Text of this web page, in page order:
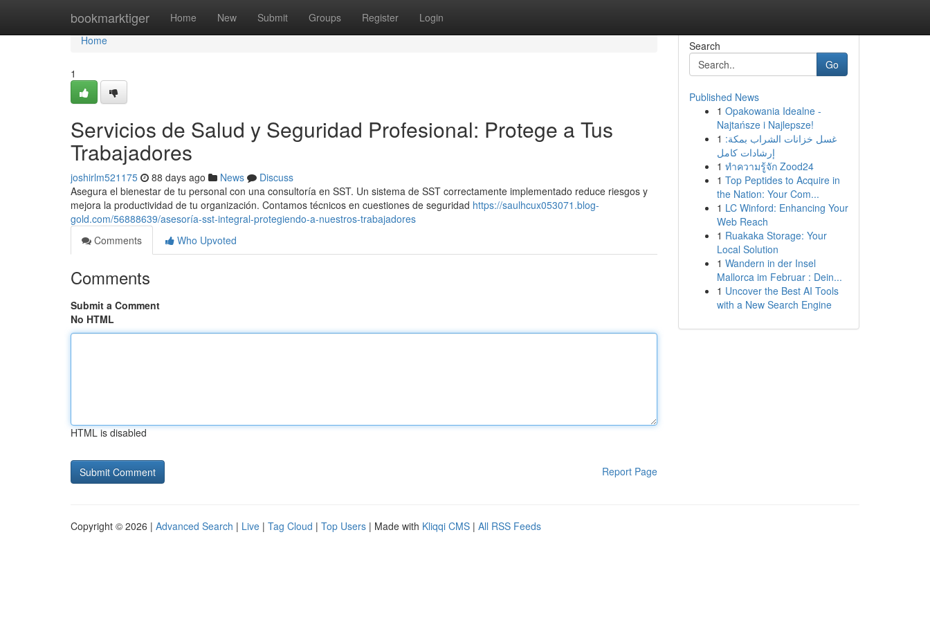
bookmarktiger Home New Submit Groups Register Login
Home
Home
1
Servicios de Salud y Seguridad Profesional: Protege a Tus
Trabajadores
joshirlm521175 88 days ago News
Discuss
Asegura el bienestar de tu personal con una consultoría en SST. Un sistema de SST correctamente implementado reduce riesgos y
mejora la productividad de tu organización. Contamos técnicos en cuestiones de seguridad https://saulhcux053071.blog-
gold.com/56888639/asesoría-sst-integral-protegiendo-a-nuestros-trabajadores
Comments
Who Upvoted
Comments
Submit a Comment
No HTML
HTML is disabled
Report Page
Search
Go
Published News
1 Opakowania Idealne -
Najtańsze i Najlepsze!
1 غسل خزانات الشراب بمكة:
إرشادات كامل
1 ทำความรู้จัก Zood24
1 Top Peptides to Acquire in
the Nation: Your Com...
1 LC Winford: Enhancing Your
Web Reach
1 Ruakaka Storage: Your
Local Solution
1 Wandern in der Insel
Mallorca im Februar : Dein...
1 Uncover the Best AI Tools
with a New Search Engine
Copyright © 2026 | Advanced Search | Live | Tag Cloud | Top Users | Made with Kliqqi CMS | All RSS Feeds